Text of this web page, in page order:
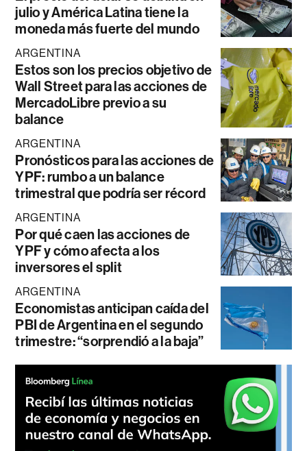
julio y América Latina tiene la
moneda más fuerte del mundo
ARGENTINA
Estos son los precios objetivo de
Wall Street para las acciones de
MercadoLibre previo a su
balance
ARGENTINA
Pronósticos para las acciones de
YPF: rumbo a un balance
trimestral que podría ser récord
ARGENTINA
Por qué caen las acciones de
YPF y cómo afecta a los
inversores el split
ARGENTINA
Economistas anticipan caída del
PBI de Argentina en el segundo
trimestre: “sorprendió a la baja”